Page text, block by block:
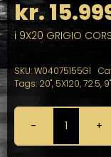
kr.
i 9X20 GRIGIO
SKU:W04075155G1
Tags: 20", 5X120,72.5, 9"
OZ
Zeus